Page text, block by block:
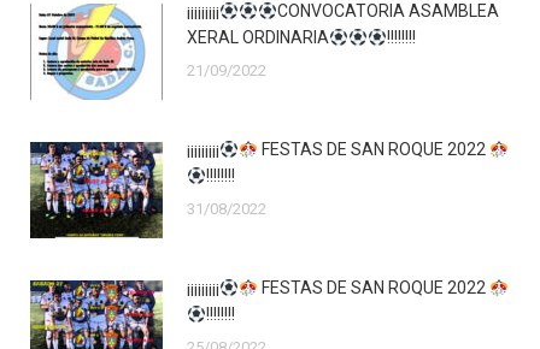
¡¡¡¡¡¡¡¡¡
CONVOCATORIA ASAMBLEA
XERAL ORDINARIA
!!!!!!!!
21/09/2022
¡¡¡¡¡¡¡¡¡
FESTAS DE SAN ROQUE 2022
!!!!!!!!
31/08/2022
¡¡¡¡¡¡¡¡¡
FESTAS DE SAN ROQUE 2022
!!!!!!!!